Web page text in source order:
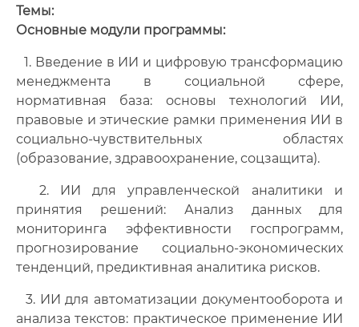
Темы:
Основные модули программы:
1. Введение в ИИ и цифровую трансформацию
менеджмента в социальной сфере,
нормативная база: основы технологий ИИ,
правовые и этические рамки применения ИИ в
социально-чувствительных областях
(образование, здравоохранение, соцзащита).
2. ИИ для управленческой аналитики и
принятия решений: Анализ данных для
мониторинга эффективности госпрограмм,
прогнозирование социально-экономических
тенденций, предиктивная аналитика рисков.
3. ИИ для автоматизации документооборота и
анализа текстов: практическое применение ИИ